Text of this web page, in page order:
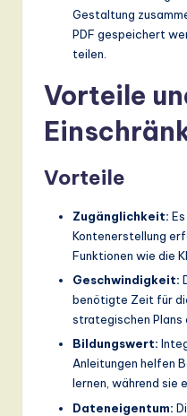
Gestaltung
PDF gespeichert
teilen.
Vorteile
Vorteile
Zugänglichkeit:
Kontenerstellung
Funktionen wie die
Geschwindigkeit:
benötigte Zeit für
strategischen Plans
Bildungswert:
Anleitungen helfen
lernen, während sie
Dateneigentum: